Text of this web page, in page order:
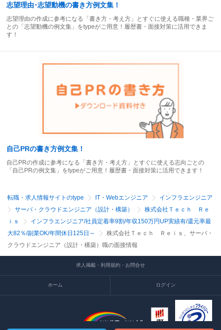
志望理由･志望動機の書き方例文集！
志望理由の作成に参考になる「書き方・考え方」とすぐに使える職種・業界ご
との「志望動機の例文集」をtypeがご用意！履歴書・面接対策に活用できま
す！
自己PRの書き方例文集！
自己PRの作成に参考になる「書き方・考え方」とすぐに使える志向ごとの
「自己PRの例文集」をtypeがご用意！履歴書・面接対策に活用できます！
転職・求人情報サイトのtype IT・Webエンジニア
インフラエンジニア
サーバ・クラウドエンジニア（設計・構築）
株式会社Ｔｅｃｈ Ｒｅ
ｉｓ
インフラエンジニア/社員定着率9割/年収150万円UP実績有/還元率最
大82％/副業OK/年間休日125日～
株式会社Ｔｅｃｈ Ｒｅｉｓ、サーバ・
クラウドエンジニア（設計・構築）職の面接情報
求人掲載・利用規約・お問合せ
ホーム ログイン